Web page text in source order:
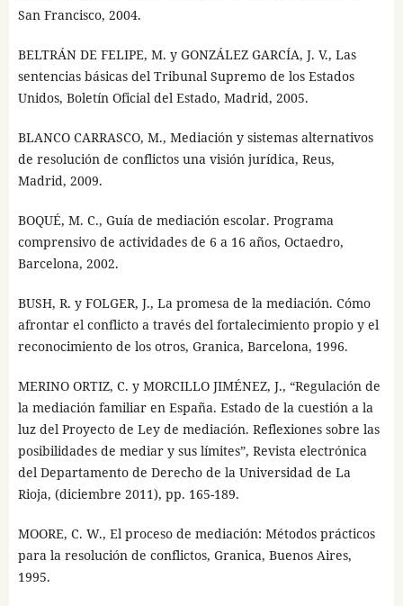
San Francisco, 2004.
BELTRÁN DE FELIPE, M. y GONZÁLEZ GARCÍA, J. V., Las
sentencias básicas del Tribunal Supremo de los Estados
Unidos, Boletín Oficial del Estado, Madrid, 2005.
BLANCO CARRASCO, M., Mediación y sistemas alternativos
de resolución de conflictos una visión jurídica, Reus,
Madrid, 2009.
BOQUÉ, M. C., Guía de mediación escolar. Programa
comprensivo de actividades de 6 a 16 años, Octaedro,
Barcelona, 2002.
BUSH, R. y FOLGER, J., La promesa de la mediación. Cómo
afrontar el conflicto a través del fortalecimiento propio y el
reconocimiento de los otros, Granica, Barcelona, 1996.
MERINO ORTIZ, C. y MORCILLO JIMÉNEZ, J., “Regulación de
la mediación familiar en España. Estado de la cuestión a la
luz del Proyecto de Ley de mediación. Reflexiones sobre las
posibilidades de mediar y sus límites”, Revista electrónica
del Departamento de Derecho de la Universidad de La
Rioja, (diciembre 2011), pp. 165-189.
MOORE, C. W., El proceso de mediación: Métodos prácticos
para la resolución de conflictos, Granica, Buenos Aires,
1995.